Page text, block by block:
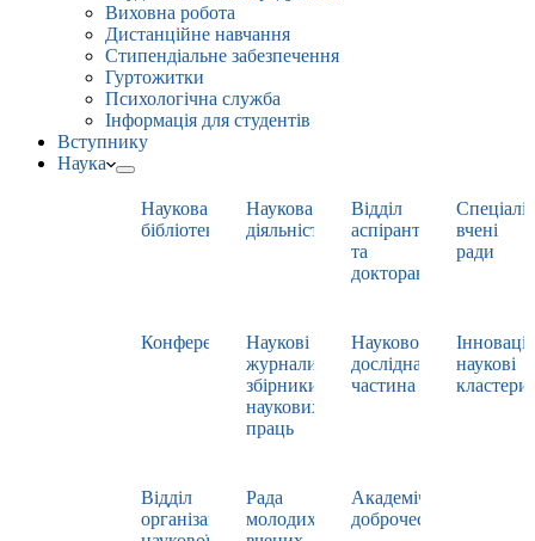
Виховна робота
Дистанційне навчання
Стипендіальне забезпечення
Гуртожитки
Психологічна служба
Інформація для студентів
Вступнику
Наука
Наукова
бібліотека
Наукова
діяльність
Відділ
аспірантури
та
докторантури
вчені
ради
Конференції
Наукові
журнали,
збірники
наукових
праць
Науково-
дослідна
частина
наукові
кластери
Відділ
організації
Рада
молодих
Академічна
доброчесність